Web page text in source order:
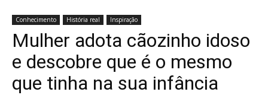
Conhecimento História real Inspiração
Mulher adota cãozinho idoso
e descobre que é o mesmo
que tinha na sua infância